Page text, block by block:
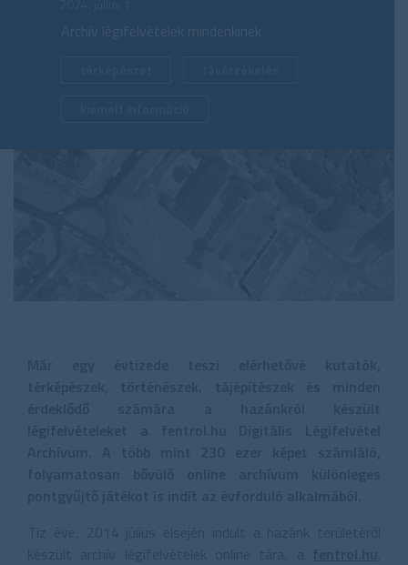
Archív légifelvételek mindenkinek
Már egy évtizede teszi elérhetővé kutatók,
térképészek, történészek, tájépítészek és minden
érdeklődő számára a hazánkról készült
légifelvételeket a fentrol.hu Digitális Légifelvétel
Archívum. A több mint 230 ezer képet számláló,
folyamatosan bővülő online archívum különleges
pontgyűjtő játékot is indít az évforduló alkalmából.
Tíz éve, 2014 július elsején indult a hazánk területéről
készült archív légifelvételek online tára, a fentrol.hu.